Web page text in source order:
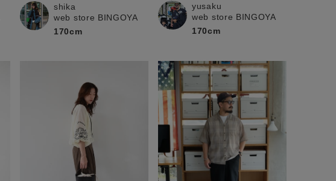
shika
web store BINGOYA
170cm
yusaku
web store BINGOYA
170cm